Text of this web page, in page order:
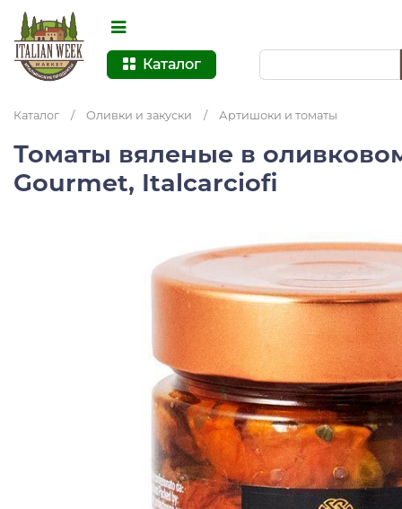
Каталог
Каталог / Оливки и закуски / Артишоки и томаты
Томаты вяленые в
Gourmet, Italcarciofi